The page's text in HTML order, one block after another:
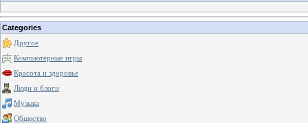
Categories
Другое
Компьютерные игры
Красота и здоровье
Люди и блоги
Музыка
Общество